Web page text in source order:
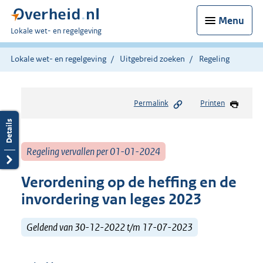
Menu
U
bent
hier:
Lokale wet- en regelgeving
Lokale wet- en regelgeving Uitgebreid zoeken Regeling
Permalink Printen
Regeling vervallen per 01-01-2024
Verordening op de heffing en de
invordering van leges 2023
Geldend van 30-12-2022 t/m 17-07-2023